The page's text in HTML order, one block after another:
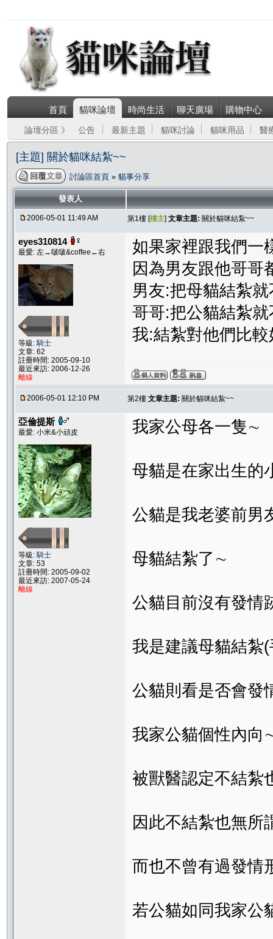
首頁 貓咪論壇 時尚生活 聊天廣場 購物中心
論壇分區 》 公告 最新主題 貓咪討論 貓咪用品 醫
[主題] 關於貓咪結紮~~
討論區首頁 » 貓事分享
發表人
2006-05-01 11:49 AM 第1樓 [樓主] 文章主題: 關於貓咪結紮~~
eyes310814
最愛: 左→啵啵&coffee←右
等級:騎士
文章: 62
註冊時間: 2005-09-10
最近來訪: 2006-12-26
離線
如果家裡跟我們一
因為男友跟他哥哥
男友:把母貓結紮
哥哥:把公貓結紮
我:結紮對他們比
2006-05-01 12:10 PM 第2樓 文章主題: 關於貓咪結紮~~
亞倫提斯
最愛: 小米&小頑皮
等級:騎士
文章: 53
註冊時間: 2005-09-02
最近來訪: 2007-05-24
離線
我家公母各一隻∼
母貓是在家出生的
公貓是我老婆前男
母貓結紮了∼
公貓目前沒有發情
我是建議母貓結紮
公貓則看是否會發
我家公貓個性內向
被獸醫認定不結紮
因此不結紮也無所
而也不曾有過發情
若公貓如同我家公